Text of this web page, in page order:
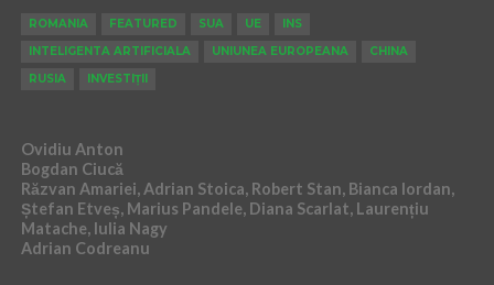
ROMANIA FEATURED SUA UE
INS
INTELIGENTA ARTIFICIALA
UNIUNEA EUROPEANA
CHINA
RUSIA
INVESTIȚII
Ovidiu Anton
Bogdan Ciucă
Răzvan Amariei, Adrian Stoica, Robert Stan, Bianca Iordan,
Ștefan Etveș, Marius Pandele, Diana Scarlat, Laurențiu
Matache, Iulia Nagy
Adrian Codreanu